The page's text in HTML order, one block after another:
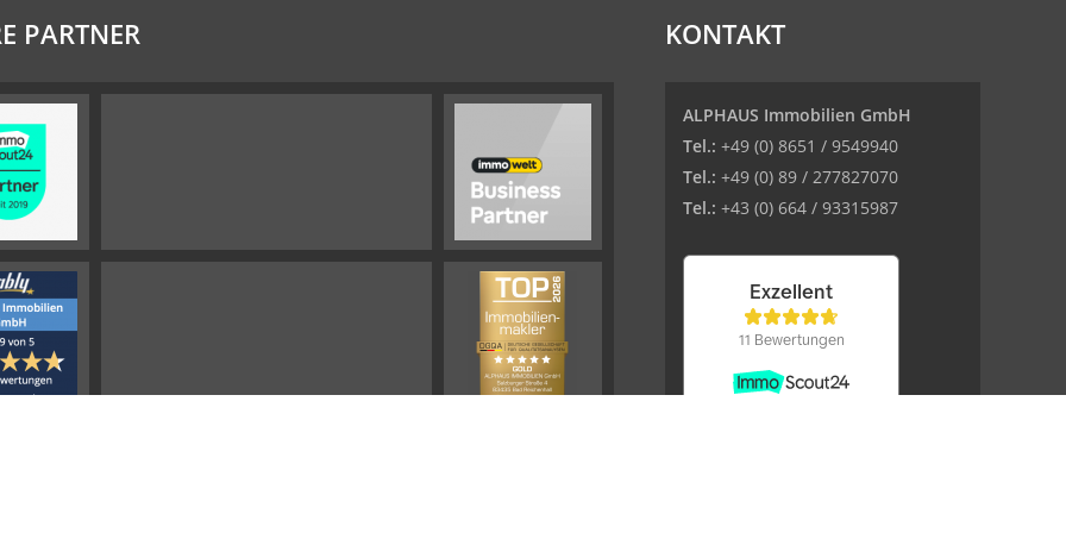
PARTNER KONTAKT
ALPHAUS Immobilien GmbH
Tel.: +49 (0) 8651 / 9549940
Tel.: +49 (0) 89 / 277827070
Tel.: +43 (0) 664 / 93315987